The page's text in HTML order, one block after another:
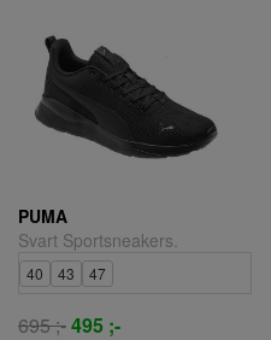
PUMA
Svart Sportsneakers.
40 43 47
695 ;-495 ;-